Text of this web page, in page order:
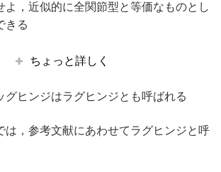
よ，近似的に全関節型と等価なものとし
きる
ちょっと詳しく
グヒンジはラグヒンジとも呼ばれる
は，参考文献にあわせてラグヒンジと呼